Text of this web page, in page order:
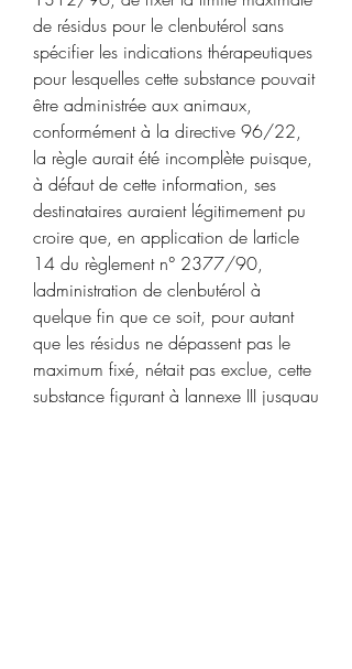
de résidus pour le clenbutérol sans
spécifier les indications thérapeutiques
pour lesquelles cette substance pouvait
être administrée aux animaux,
conformément à la directive 96/22,
la règle aurait été incomplète puisque,
à défaut de cette information, ses
destinataires auraient légitimement pu
croire que, en application de larticle
14 du règlement n° 2377/90,
ladministration de clenbutérol à
quelque fin que ce soit, pour autant
que les résidus ne dépassent pas le
maximum fixé, nétait pas exclue, cette
substance figurant à lannexe III jusquau